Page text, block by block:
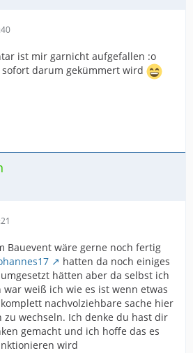
ist mir garnicht aufgefallen :o
darum gekümmert wird
Bauevent wäre gerne noch fertig
hatten da noch einiges
hätten aber da selbst ich
weiß ich wie es ist wenn etwas
nachvolziehbare sache hier
wechseln. Ich denke du hast dir
gemacht und ich hoffe das es
wird